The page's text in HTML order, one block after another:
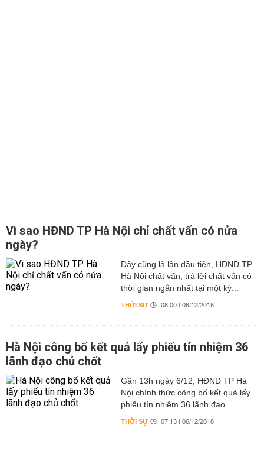
Vì sao HĐND TP Hà Nội chỉ chất vấn có nửa
ngày?
Đây cũng là lần đầu tiên, HĐND TP
Hà Nội chất vấn, trả lời chất vấn có
thời gian ngắn nhất tại một kỳ...
THỜI SỰ 08:00 | 06/12/2018
Hà Nội công bố kết quả lấy phiếu tín nhiệm 36
lãnh đạo chủ chốt
Gần 13h ngày 6/12, HĐND TP Hà
Nội chính thức công bố kết quả lấy
phiếu tín nhiệm 36 lãnh đạo...
THỜI SỰ 07:13 | 06/12/2018